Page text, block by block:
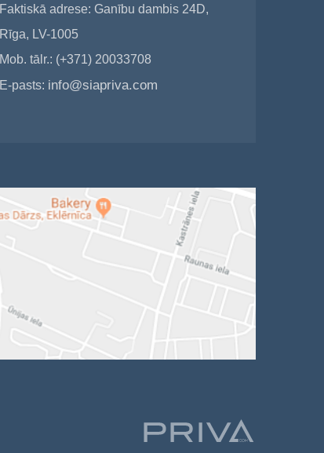
Faktiskā adrese: Ganību dambis 24D,
Rīga, LV-1005
Mob. tālr.: (+371) 20033708
E-pasts: info@siapriva.com